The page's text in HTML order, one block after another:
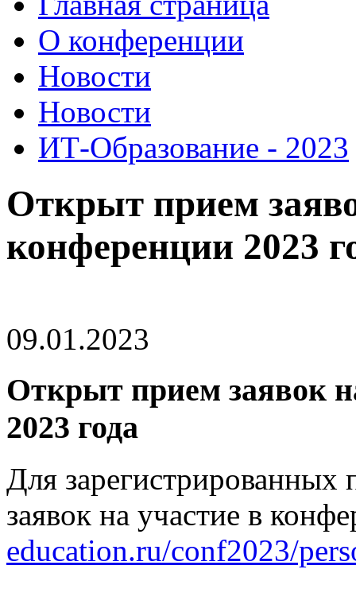
О конференции
Новости
Новости
ИТ-Образование - 2023
Открыт прием
конференции 2023
09.01.2023
Открыт прием заявок
2023 года
Для зарегистрированных
заявок на участие в
education.ru/conf2023/